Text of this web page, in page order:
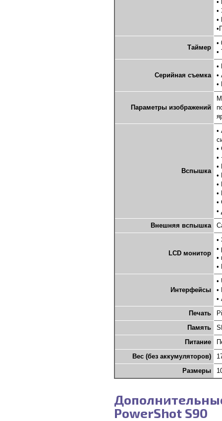
•
•
•
Таймер
•
•
Серийная съемка
•
•
•
Параметры изображений
Вспышка
•
•
•
•
•
•
•
•
•
Внешняя вспышка
LCD монитор
•
•
•
•
Интерфейсы
•
•
•
Печать
Память
Питание
Вес (без аккумуляторов)
Размеры
PowerShot S90